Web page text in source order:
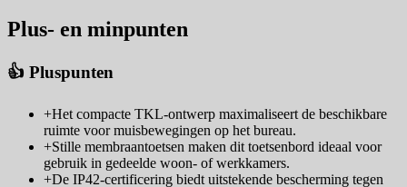
Plus- en minpunten
👍 Pluspunten
+Het compacte TKL-ontwerp maximaliseert de beschikbare
ruimte voor muisbewegingen op het bureau.
+Stille membraantoetsen maken dit toetsenbord ideaal voor
gebruik in gedeelde woon- of werkkamers.
+De IP42-certificering biedt uitstekende bescherming tegen